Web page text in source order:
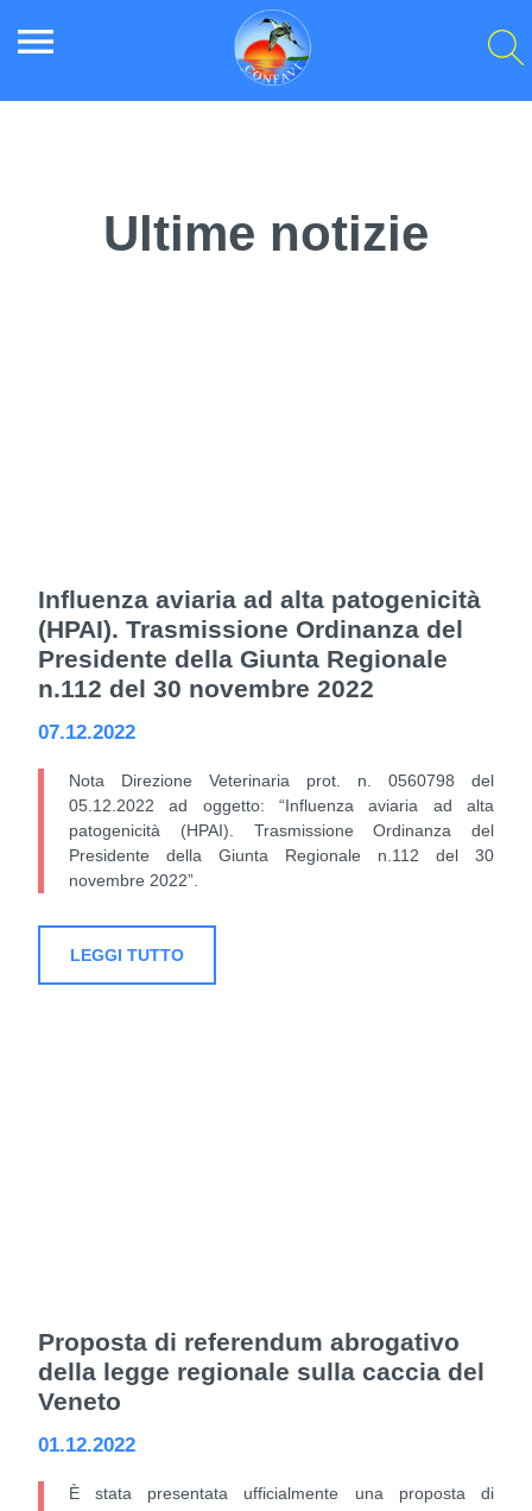
menu
Ultime notizie
Influenza aviaria ad alta patogenicità
(HPAI). Trasmissione Ordinanza del
Presidente della Giunta Regionale
n.112 del 30 novembre 2022
07.12.2022
Nota Direzione Veterinaria prot. n. 0560798 del
05.12.2022 ad oggetto: “Influenza aviaria ad alta
patogenicità (HPAI). Trasmissione Ordinanza del
Presidente della Giunta Regionale n.112 del 30
novembre 2022”.
LEGGI TUTTO
Proposta di referendum abrogativo
della legge regionale sulla caccia del
Veneto
01.12.2022
È stata presentata ufficialmente una proposta di